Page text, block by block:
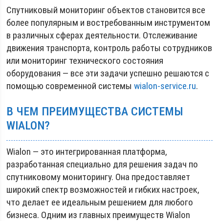
Спутниковый мониторинг объектов становится все
более популярным и востребованным инструментом
в различных сферах деятельности. Отслеживание
движения транспорта, контроль работы сотрудников
или мониторинг технического состояния
оборудования — все эти задачи успешно решаются с
помощью современной системыwialon-service.ru.
В ЧЕМ ПРЕИМУЩЕСТВА СИСТЕМЫ
WIALON?
Wialon — это интегрированная платформа,
разработанная специально для решения задач по
спутниковому мониторингу. Она предоставляет
широкий спектр возможностей и гибких настроек,
что делает ее идеальным решением для любого
бизнеса. Одним из главных преимуществ Wialon